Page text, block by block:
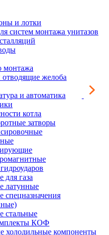
и лотки
систем монтажа унитазов
монтажа
желоба
и автоматика
котла
затворы
газа
латунные
стальные
КОФ
компоненты